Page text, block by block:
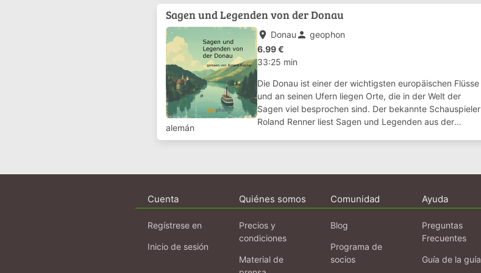
Sagen und Legenden von der Donau
alemán
place Donau person geophon
6.99 €
33:25 min
Die Donau ist einer der wichtigsten europäischen Flüsse
und an seinen Ufern liegen Orte, die in der Welt der
Sagen viel besprochen sind. Der bekannte Schauspieler
Roland Renner liest Sagen und Legenden aus der
Cuenta
Regístrese en
Inicio de sesión
Quiénes somos
Precios y
condiciones
Material de
Comunidad
Blog
Programa de
socios
Ayuda
Preguntas
Frecuentes
Guía de la guía